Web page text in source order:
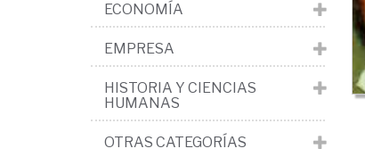
ECONOMÍA
EMPRESA
HISTORIA Y CIENCIAS
HUMANAS
OTRAS CATEGORÍAS